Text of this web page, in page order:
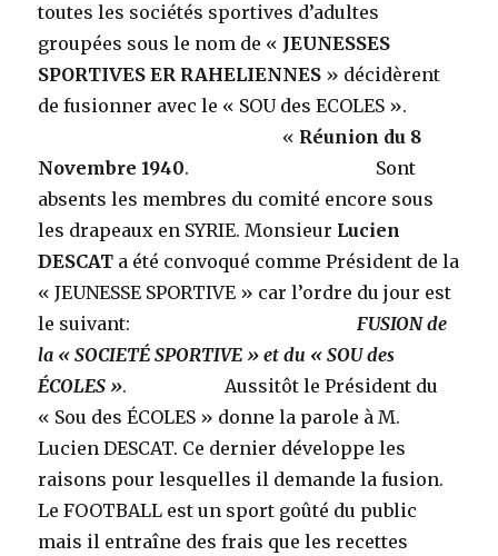
toutes les sociétés sportives d’adultes
groupées sous le nom de « JEUNESSES
SPORTIVES ER RAHELIENNES » décidèrent
de fusionner avec le « SOU des ECOLES ».
« Réunion du 8
Novembre 1940. Sont
absents les membres du comité encore sous
les drapeaux en SYRIE. Monsieur Lucien
DESCAT a été convoqué comme Président de la
« JEUNESSE SPORTIVE » car l’ordre du jour est
le suivant:FUSION de
la « SOCIETÉ SPORTIVE » et du « SOU des
ÉCOLES ». Aussitôt le Président du
« Sou des ÉCOLES » donne la parole à M.
Lucien DESCAT. Ce dernier développe les
raisons pour lesquelles il demande la fusion.
Le FOOTBALL est un sport goûté du public
mais il entraîne des frais que les recettes